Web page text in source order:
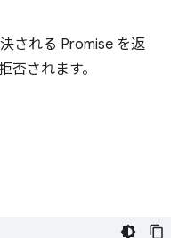
される Promise を返
否されます。